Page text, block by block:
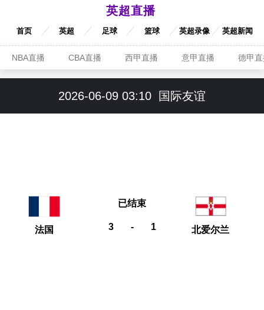
英超直播
首页 英超 足球 篮球 英超录像 英超新闻
NBA直播 CBA直播 西甲直播 意甲直播 德甲
2026-06-09 03:10 国际友谊
法国 3 - 1
已结束
北爱尔兰